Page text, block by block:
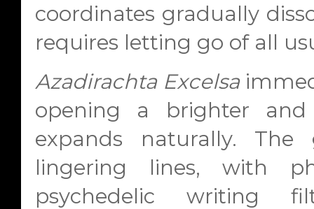
coordinates gradually
requires letting go of all
Azadirachta Excelsa
opening a brighter
expands naturally.
lingering lines, with
psychedelic writing